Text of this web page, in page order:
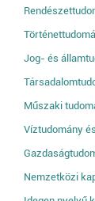
Jog- és
Műszaki
Víztudomány
Nemzetközi